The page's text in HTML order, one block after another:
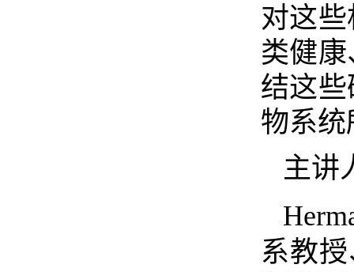
对这
类健
结这
物系
主讲
系教